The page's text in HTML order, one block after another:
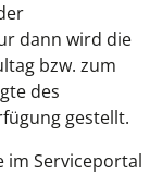
dann wird die
bzw. zum
des
gestellt.
im Serviceportal